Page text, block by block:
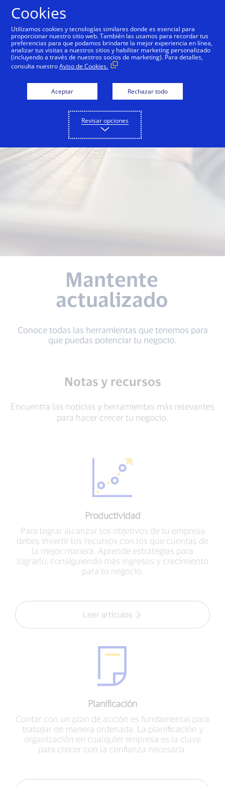
Mantente
actualizado
Conoce todas las herramientas que tenemos para
que puedas potenciar tu negocio.
Notas y recursos
Encuentra las noticias y herramientas más relevantes
para hacer crecer tu negocio.
Productividad
Para lograr alcanzar los objetivos de tu empresa
debes invertir los recursos con los que cuentas de
la mejor manera. Aprende estrategias para
lograrlo, consiguiendo más ingresos y crecimiento
para tu negocio.
Leer artículos
Planificación
Contar con un plan de acción es fundamental para
trabajar de manera ordenada. La planificación y
organización en cualquier empresa es la clave
para crecer con la confianza necesaria.
Cookies
Utilizamos cookies y tecnologías similares donde es esencial para
proporcionar nuestro sitio web. También las usamos para recordar tus
preferencias para que podamos brindarte la mejor experiencia en línea,
analizar tus visitas a nuestros sitios y habilitar marketing personalizado
(incluyendo a través de nuestros socios de marketing). Para detalles,
consulta nuestroAviso de Cookies.
Aceptar Rechazar todo
Revisar opciones